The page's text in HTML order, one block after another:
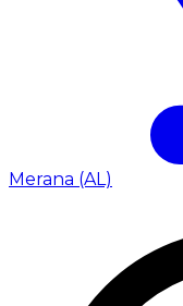
Merana (AL)